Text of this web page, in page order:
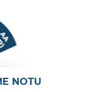
NOTU